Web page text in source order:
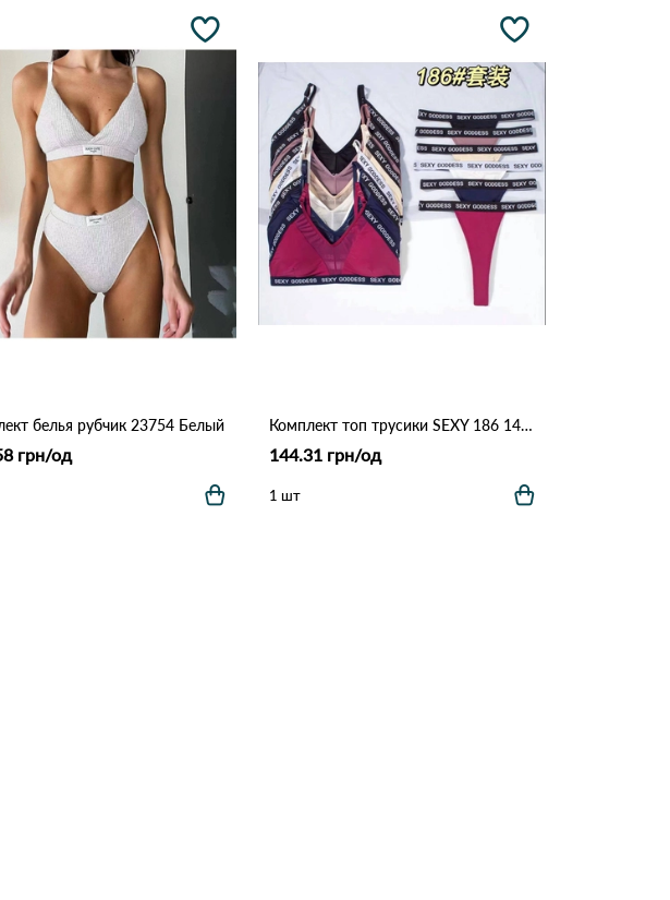
белья рубчик 23754 Белый
грн/од
Комплект топ трусики SEXY 186 14,1 Различные цвета
144.31 грн/од
1 шт